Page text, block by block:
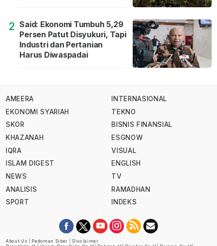
2 Said: Ekonomi Tumbuh 5,29
Persen Patut Disyukuri, Tapi
Industri dan Pertanian
Harus Diwaspadai
AMEERA
EKONOMI SYARIAH
SKOR
KHAZANAH
IQRA
ISLAM DIGEST
NEWS
ANALISIS
SPORT
INTERNASIONAL
TEKNO
BISNIS FINANSIAL
ESGNOW
VISUAL
ENGLISH
TV
RAMADHAN
INDEKS
About Us Pedoman Siber
Disclaimer